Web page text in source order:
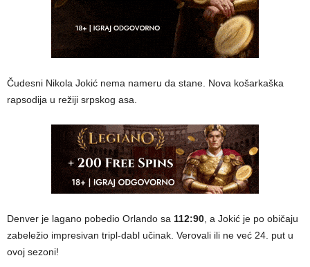
Čudesni Nikola Jokić nema nameru da stane. Nova košarkaška
rapsodija u režiji srpskog asa.
Denver je lagano pobedio Orlando sa 112:90 , a Jokić je po običaju
zabeležio impresivan tripl-dabl učinak. Verovali ili ne već 24. put u
ovoj sezoni!